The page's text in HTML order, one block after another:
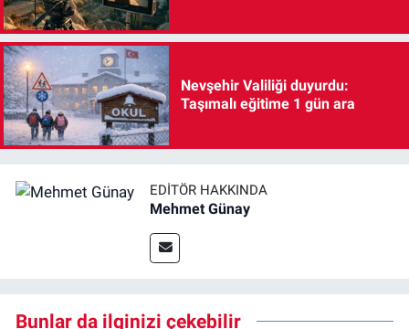
Nevşehir Valiliği duyurdu:
Taşımalı eğitime 1 gün ara
EDITÖR HAKKINDA
Mehmet Günay
Bunlar da ilginizi çekebilir